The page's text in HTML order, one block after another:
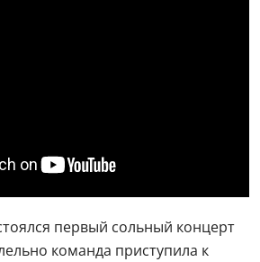
первый сольный концерт
команда приступила к